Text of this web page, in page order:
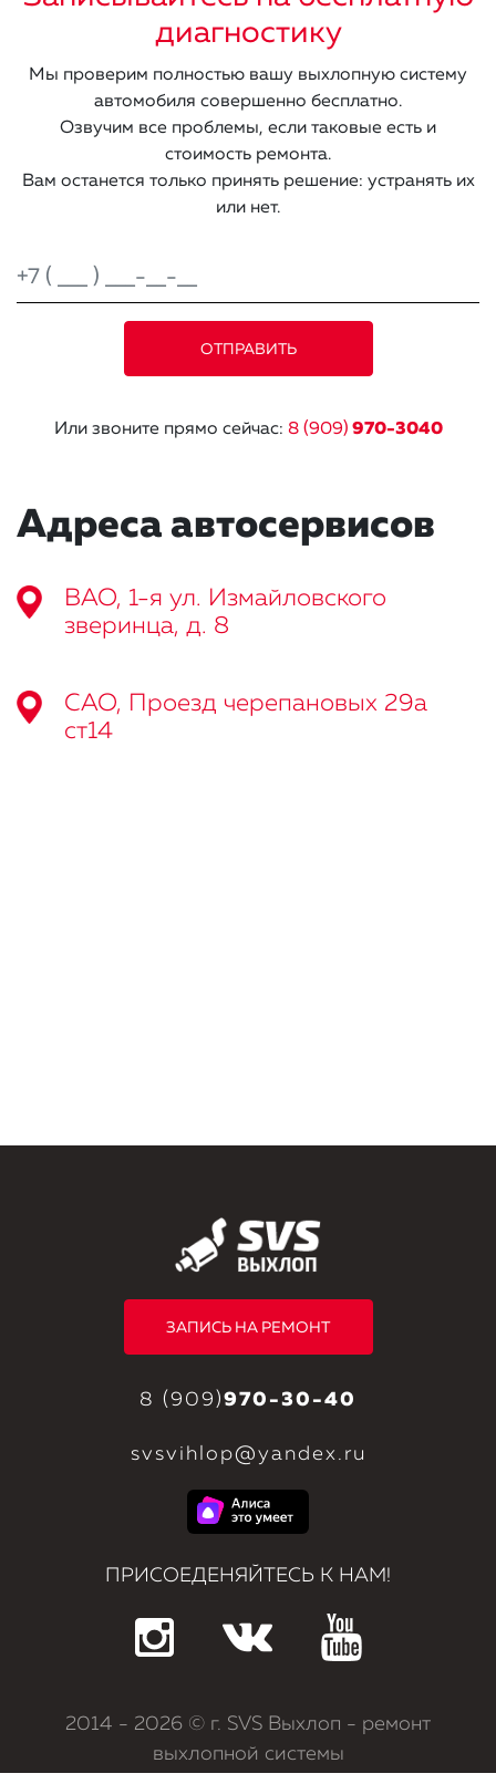
диагностику
Мы проверим полностью вашу выхлопную систему
автомобиля совершенно бесплатно.
Озвучим все проблемы, если таковые есть и
стоимость ремонта.
Вам останется только принять решение: устранять их
или нет.
Или звоните прямо сейчас: 8 (909) 970-3040
Адреса автосервисов
ВАО, 1-я ул. Измайловского
зверинца, д. 8
САО, Проезд черепановых 29а
ст14
ЗАПИСЬ НА РЕМОНТ
8 (909)970-30-40
svsvihlop@yandex.ru
ПРИСОЕДЕНЯЙТЕСЬ К НАМ!
2014 - 2026 © г. SVS Выхлоп - ремонт
выхлопной системы